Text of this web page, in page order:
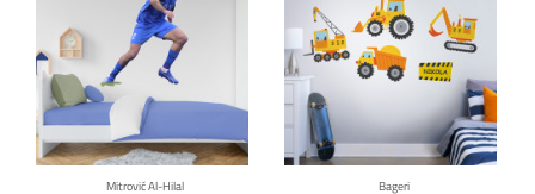
Mitrović Al-Hilal
Klikni za detalje
Bageri
Klikni za detalje